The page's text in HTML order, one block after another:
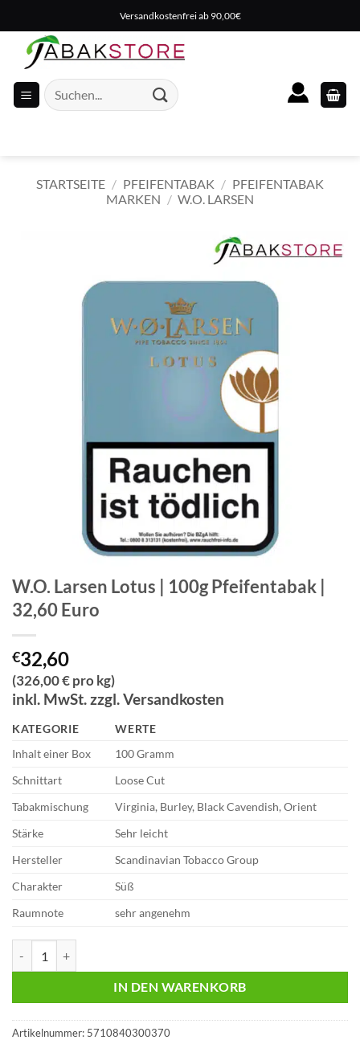
Inhalt
springen
Versandkostenfrei ab 90,00€
Suche
nach:
STARTSEITE / PFEIFENTABAK / PFEIFENTABAK
MARKEN / W.O. LARSEN
W.O. Larsen Lotus | 100g Pfeifentabak |
32,60 Euro
€32,60
(326,00 € pro kg)
inkl. MwSt. zzgl. Versandkosten
KATEGORIE
WERTE
Inhalt einer Box
100 Gramm
Schnittart
Loose Cut
Tabakmischung
Virginia, Burley, Black Cavendish, Orient
Stärke
Sehr leicht
Hersteller
Scandinavian Tobacco Group
Charakter
Süß
Raumnote
sehr angenehm
IN DEN WARENKORB
Artikelnummer: 5710840300370